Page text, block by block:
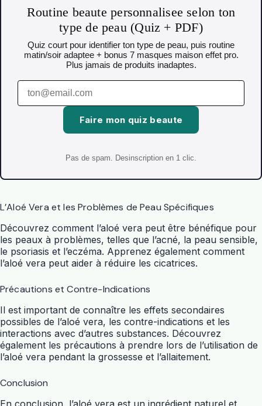
Routine beaute personnalisee selon ton
type de peau (Quiz + PDF)
Quiz court pour identifier ton type de peau, puis routine
matin/soir adaptee + bonus 7 masques maison effet pro.
Plus jamais de produits inadaptes.
Faire mon quiz beaute
Pas de spam. Desinscription en 1 clic.
L’Aloé Vera et les Problèmes de Peau Spécifiques
Découvrez comment l’aloé vera peut être bénéfique pour
les peaux à problèmes, telles que l’acné, la peau sensible,
le psoriasis et l’eczéma. Apprenez également comment
l’aloé vera peut aider à réduire les cicatrices.
Précautions et Contre-Indications
Il est important de connaître les effets secondaires
possibles de l’aloé vera, les contre-indications et les
interactions avec d’autres substances. Découvrez
également les précautions à prendre lors de l’utilisation de
l’aloé vera pendant la grossesse et l’allaitement.
Conclusion
En conclusion, l’aloé vera est un ingrédient naturel et